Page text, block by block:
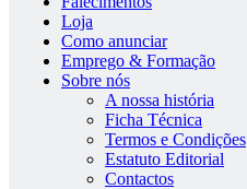
Loja
Como anunciar
Emprego & Formação
Sobre nós
A nossa história
Ficha Técnica
Termos e Condições
Estatuto Editorial
Contactos